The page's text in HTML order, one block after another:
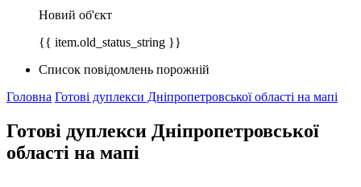
Новий об'єкт
{{ item.old_status_string }}
Список повідомлень порожній
Головна Готові дуплекси Дніпропетровської області на мапі
Готові дуплекси Дніпропетровської
області на мапі